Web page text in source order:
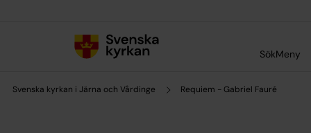
SökMeny
Svenska kyrkan i Järna och Vårdinge Requiem - Gabriel Fauré